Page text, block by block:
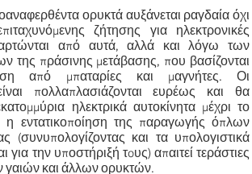
ορυκτά αυξάνεται ραγδαία όχι
ζήτησης για ηλεκτρονικές
από αυτά, αλλά και λόγω των
της πράσινης μετάβασης, που βασίζονται
από μπαταρίες και μαγνήτες. Οι
πολλαπλασιάζονται ευρέως και θα
ηλεκτρικά αυτοκίνητα μέχρι το
η εντατικοποίηση της παραγωγής όπλων
(συνυπολογίζοντας και τα υπολογιστικά
για την υποστήριξή τoυς) απαιτεί τεράστιες
γαιών και άλλων ορυκτών.